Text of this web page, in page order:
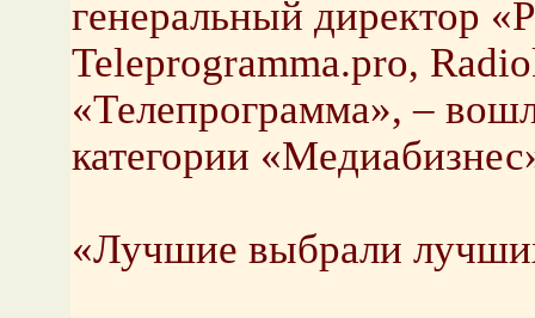
генеральный директор
Teleprogramma.pro,
«Телепрограмма», –
категории
«Лучшие выбрали